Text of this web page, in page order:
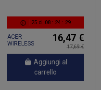
25d. 08: 24: 28
ACER
WIRELESS
AMR130
16,47 €
17,69 €
Aggiungi al
carrello